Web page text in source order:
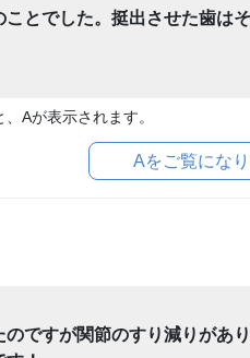
とでした。挺出させた歯は
Aが表示されます。
Aをご覧にな
ですが関節のすり減りがあ